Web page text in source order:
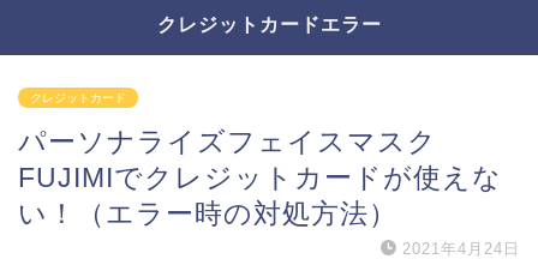
クレジットカードエラー
クレジットカード
パーソナライズフェイスマスク
FUJIMIでクレジットカードが使えな
い！（エラー時の対処方法）
2021年4月24日